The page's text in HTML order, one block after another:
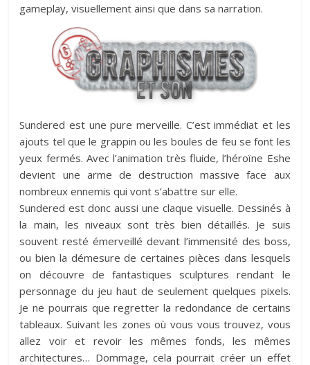
gameplay, visuellement ainsi que dans sa narration.
Sundered est une pure merveille. C’est immédiat et les
ajouts tel que le grappin ou les boules de feu se font les
yeux fermés. Avec l’animation très fluide, l’héroïne Eshe
devient une arme de destruction massive face aux
nombreux ennemis qui vont s’abattre sur elle.
Sundered est donc aussi une claque visuelle. Dessinés à
la main, les niveaux sont très bien détaillés. Je suis
souvent resté émerveillé devant l’immensité des boss,
ou bien la démesure de certaines pièces dans lesquels
on découvre de fantastiques sculptures rendant le
personnage du jeu haut de seulement quelques pixels.
Je ne pourrais que regretter la redondance de certains
tableaux. Suivant les zones où vous vous trouvez, vous
allez voir et revoir les mêmes fonds, les mêmes
architectures… Dommage, cela pourrait créer un effet